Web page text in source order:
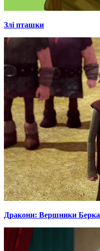
Злі пташки
Дракони: Вершники Берка